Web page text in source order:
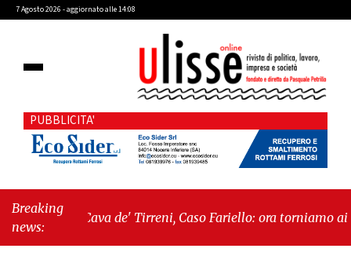
7 Agosto 2026 - aggiornato alle 14:08
PUBBLICITA'
Breaking
news:
"Cava de' Tirreni, Caso Fariello: ora torniamo ai
problemi veri"